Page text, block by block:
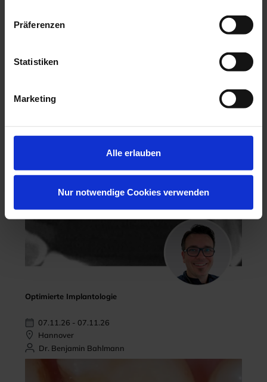
Präferenzen
Statistiken
Marketing
Alle erlauben
Nur notwendige Cookies verwenden
Keine freien Plätze
Optimierte Implantologie
07.11.26 - 07.11.26
Hannover
Dr. Benjamin Bahlmann